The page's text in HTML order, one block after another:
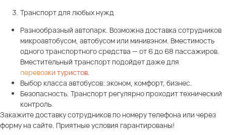
Транспорт для любых нужд
Разнообразный автопарк. Возможна доставка сотрудников
микроавтобусом, автобусом или минивэном. Вместимость
одного транспортного средства — от 6 до 68 пассажиров.
Вместительный транспорт подойдет даже для
перевозки туристов.
Выбор класса автобусов: эконом, комфорт, бизнес.
Безопасность. Транспорт регулярно проходит технический
контроль.
Закажите доставку сотрудников по номеру телефона или через
форму на сайте. Приятные условия гарантированы!